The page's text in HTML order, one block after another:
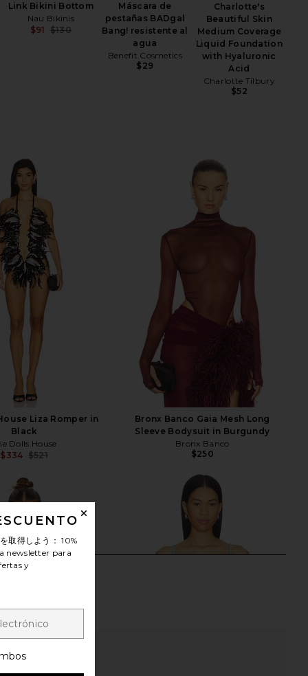
Link Bikini Bottom
Nau Bikinis
$91
Previous price:
$130
Máscara de
pestañas BADgal
Bang! resistente al
agua
Benefit Cosmetics
$29
Charlotte's
Beautiful Skin
Medium Coverage
Liquid Foundation
with Hyaluronic
Acid
Charlotte Tilbury
$52
Liza Romper in
Black
Dolls House
$334 $521
Bronx Banco Gaia Mesh Long
Sleeve Bodysuit in Burgundy
Bronx Banco
$250
取得しよう：10%
newsletter para
y